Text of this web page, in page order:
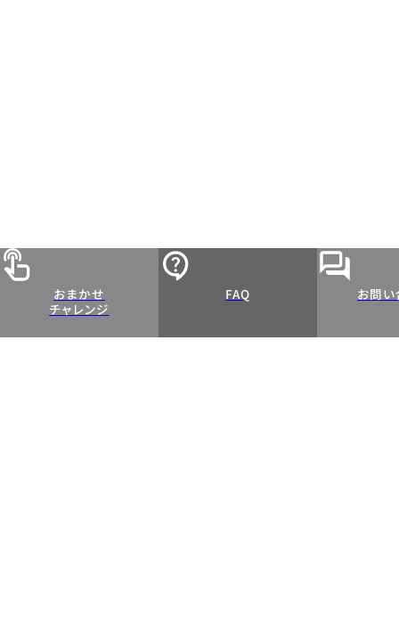
おまかせ
チャレンジ
FAQ お問